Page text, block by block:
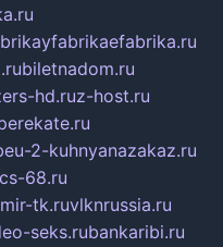
biletnadom.ru
hd.ruz-host.ru
2-kuhnyanazakaz.ru
cs-68.ru
mir-tk.ruvlknrussia.ru
seks.rubankaribi.ru